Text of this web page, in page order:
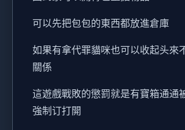
可以先把包包的東西都放進倉庫
如果有拿代罪貓咪也可以收起头來
關係
這遊戲戰敗的懲罰就是有寶箱通通
強制订打開